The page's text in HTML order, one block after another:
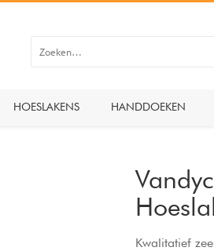
HOESLAKENS HANDDOEKEN
Kwalitatief